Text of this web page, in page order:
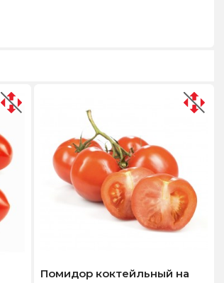
Помидор коктейльный на